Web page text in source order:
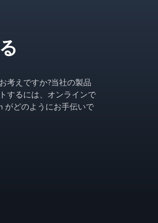
考えですか?当社の製品
するには、オンラインで
がどのようにお手伝いで